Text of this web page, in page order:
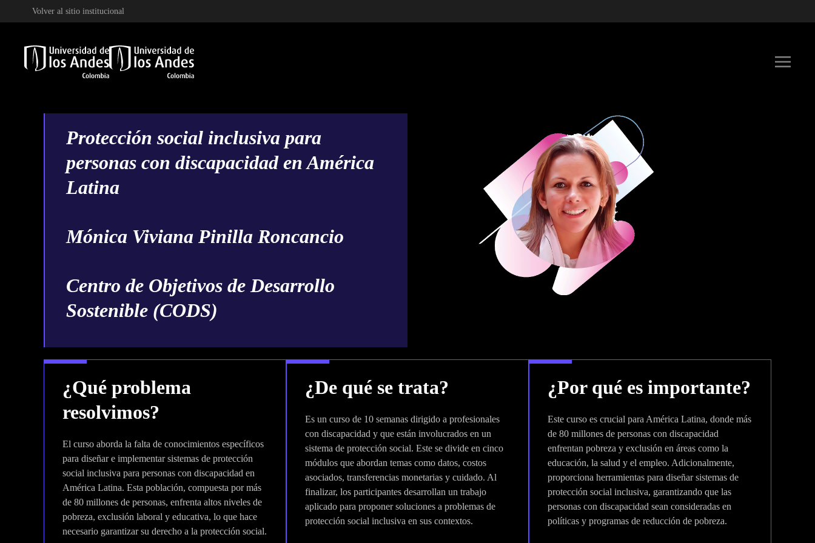
Volver al sitio institucional
Protección social inclusiva para
personas con discapacidad en América
Latina
Mónica Viviana Pinilla Roncancio
Centro de Objetivos de Desarrollo
Sostenible (CODS)
¿Qué problema
resolvimos?
El curso aborda la falta de conocimientos específicos
para diseñar e implementar sistemas de protección
social inclusiva para personas con discapacidad en
América Latina. Esta población, compuesta por más
de 80 millones de personas, enfrenta altos niveles de
pobreza, exclusión laboral y educativa, lo que hace
necesario garantizar su derecho a la protección social.
¿De qué se trata?
Es un curso de 10 semanas dirigido a profesionales
con discapacidad y que están involucrados en un
sistema de protección social. Este se divide en cinco
módulos que abordan temas como datos, costos
asociados, transferencias monetarias y cuidado. Al
finalizar, los participantes desarrollan un trabajo
aplicado para proponer soluciones a problemas de
protección social inclusiva en sus contextos.
¿Por qué es importante?
Este curso es crucial para América Latina, donde más
de 80 millones de personas con discapacidad
enfrentan pobreza y exclusión en áreas como la
educación, la salud y el empleo. Adicionalmente,
proporciona herramientas para diseñar sistemas de
protección social inclusiva, garantizando que las
personas con discapacidad sean consideradas en
políticas y programas de reducción de pobreza.